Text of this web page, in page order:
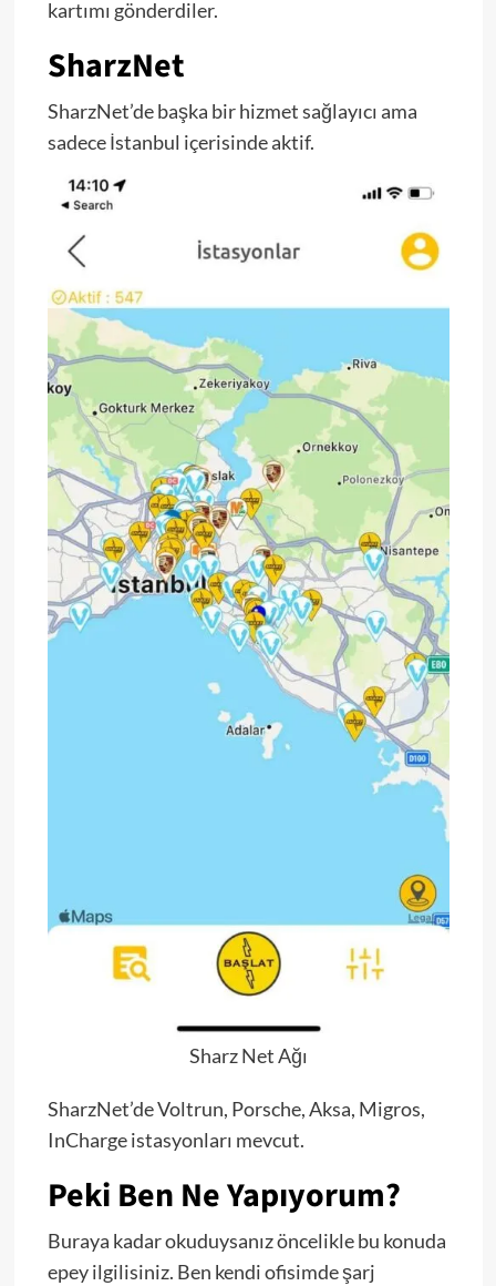
kartımı gönderdiler.
SharzNet
SharzNet’de başka bir hizmet sağlayıcı ama
sadece İstanbul içerisinde aktif.
Sharz Net Ağı
SharzNet’de Voltrun, Porsche, Aksa, Migros,
InCharge istasyonları mevcut.
Peki Ben Ne Yapıyorum?
Buraya kadar okuduysanız öncelikle bu konuda
epey ilgilisiniz. Ben kendi ofisimde şarj